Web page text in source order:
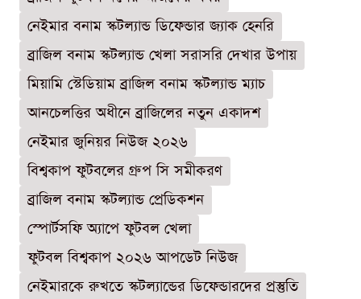
নেইমার বনাম স্কটল্যান্ড ডিফেন্ডার জ্যাক হেনরি
ব্রাজিল বনাম স্কটল্যান্ড খেলা সরাসরি দেখার উপায়
মিয়ামি স্টেডিয়াম ব্রাজিল বনাম স্কটল্যান্ড ম্যাচ
আনচেলত্তির অধীনে ব্রাজিলের নতুন একাদশ
নেইমার জুনিয়র নিউজ ২০২৬
বিশ্বকাপ ফুটবলের গ্রুপ সি সমীকরণ
ব্রাজিল বনাম স্কটল্যান্ড প্রেডিকশন
স্পোর্টসফি অ্যাপে ফুটবল খেলা
ফুটবল বিশ্বকাপ ২০২৬ আপডেট নিউজ
নেইমারকে রুখতে স্কটল্যান্ডের ডিফেন্ডারদের প্রস্তুতি